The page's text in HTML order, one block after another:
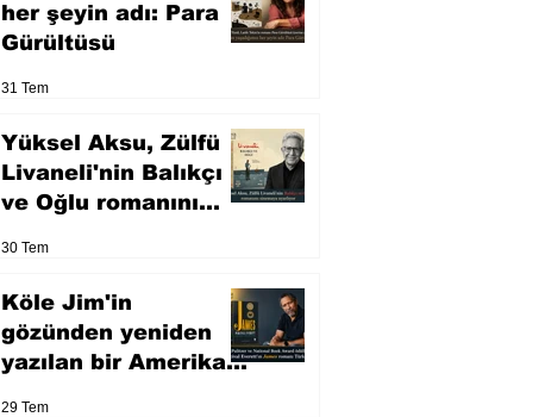
her şeyin adı: Para
Gürültüsü
31 Tem
Yüksel Aksu, Zülfü
Livaneli'nin Balıkçı
ve Oğlu romanını
30 Tem
Köle Jim'in
gözünden yeniden
yazılan bir Amerikan
29 Tem